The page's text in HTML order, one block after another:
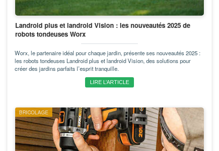
Landroid plus et landroid Vision : les nouveautés 2025 de
robots tondeuses Worx
Worx, le partenaire idéal pour chaque jardin, présente ses nouveautés 2025 :
les robots tondeuses Landroid plus et landroid Vision, des solutions pour
créer des jardins parfaits l’esprit tranquille.
LIRE L’ARTICLE
BRICOLAGE